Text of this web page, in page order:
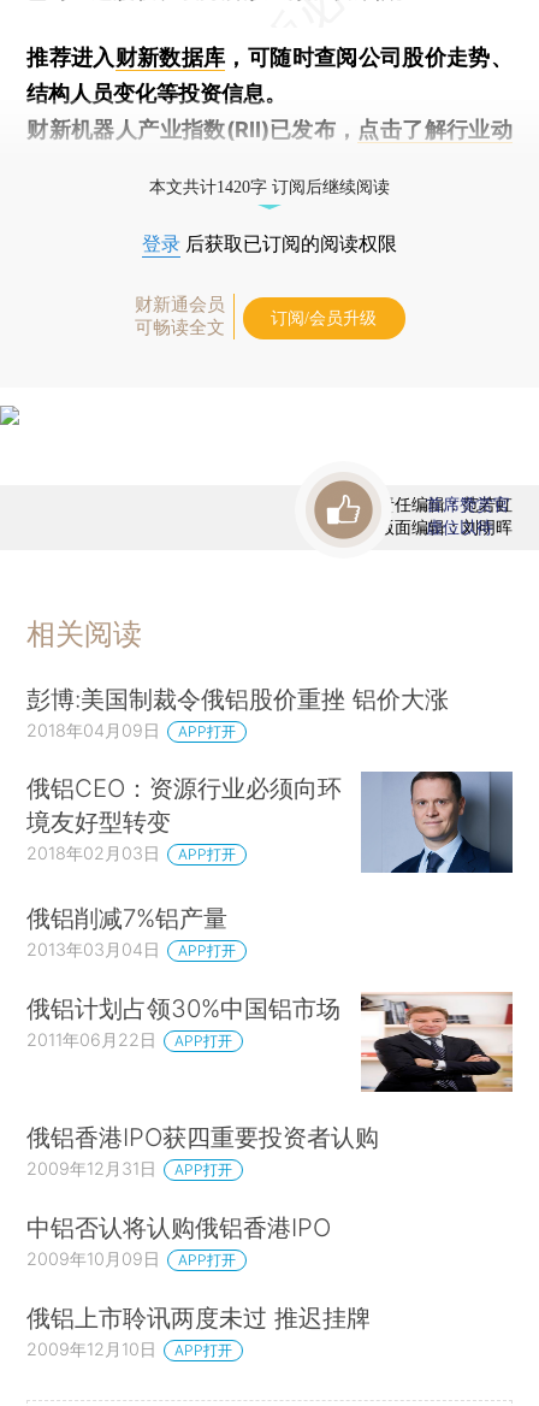
推荐进入财新数据库 ，可随时查阅公司股价走势、
结构人员变化等投资信息。
财新机器人产业指数(RII)已发布， 点击了解行业动
本文共计1420字 订阅后继续阅读
登录 后获取已订阅的阅读权限
财新通会员
可畅读全文
订阅/会员升级
责任编辑：范若虹
版面编辑：刘明晖
首席赞赏官
虚位以待
相关阅读
彭博:美国制裁令俄铝股价重挫 铝价大涨
2018年04月09日 APP打开
俄铝CEO：资源行业必须向环
境友好型转变
2018年02月03日 APP打开
俄铝削减7%铝产量
2013年03月04日 APP打开
俄铝计划占领30%中国铝市场
2011年06月22日 APP打开
俄铝香港IPO获四重要投资者认购
2009年12月31日 APP打开
中铝否认将认购俄铝香港IPO
2009年10月09日 APP打开
俄铝上市聆讯两度未过 推迟挂牌
2009年12月10日 APP打开